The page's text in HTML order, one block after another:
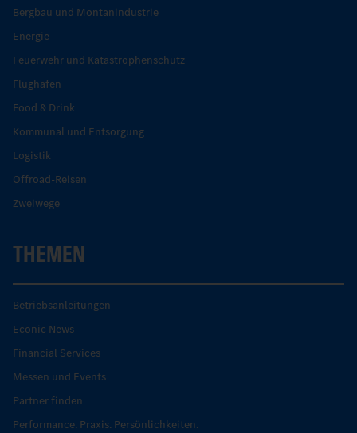
Bergbau und Montanindustrie
Energie
Feuerwehr und Katastrophenschutz
Flughafen
Food & Drink
Kommunal und Entsorgung
Logistik
Offroad-Reisen
Zweiwege
THEMEN
Betriebsanleitungen
Econic News
Financial Services
Messen und Events
Partner finden
Performance. Praxis. Persönlichkeiten.